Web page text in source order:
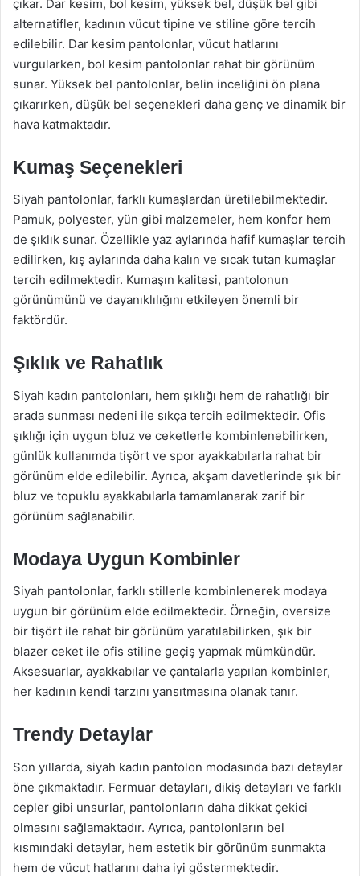
çıkar. Dar kesim, bol kesim, yüksek bel, düşük bel gibi
alternatifler, kadının vücut tipine ve stiline göre tercih
edilebilir. Dar kesim pantolonlar, vücut hatlarını
vurgularken, bol kesim pantolonlar rahat bir görünüm
sunar. Yüksek bel pantolonlar, belin inceliğini ön plana
çıkarırken, düşük bel seçenekleri daha genç ve dinamik bir
hava katmaktadır.
Kumaş Seçenekleri
Siyah pantolonlar, farklı kumaşlardan üretilebilmektedir.
Pamuk, polyester, yün gibi malzemeler, hem konfor hem
de şıklık sunar. Özellikle yaz aylarında hafif kumaşlar tercih
edilirken, kış aylarında daha kalın ve sıcak tutan kumaşlar
tercih edilmektedir. Kumaşın kalitesi, pantolonun
görünümünü ve dayanıklılığını etkileyen önemli bir
faktördür.
Şıklık ve Rahatlık
Siyah kadın pantolonları, hem şıklığı hem de rahatlığı bir
arada sunması nedeni ile sıkça tercih edilmektedir. Ofis
şıklığı için uygun bluz ve ceketlerle kombinlenebilirken,
günlük kullanımda tişört ve spor ayakkabılarla rahat bir
görünüm elde edilebilir. Ayrıca, akşam davetlerinde şık bir
bluz ve topuklu ayakkabılarla tamamlanarak zarif bir
görünüm sağlanabilir.
Modaya Uygun Kombinler
Siyah pantolonlar, farklı stillerle kombinlenerek modaya
uygun bir görünüm elde edilmektedir. Örneğin, oversize
bir tişört ile rahat bir görünüm yaratılabilirken, şık bir
blazer ceket ile ofis stiline geçiş yapmak mümkündür.
Aksesuarlar, ayakkabılar ve çantalarla yapılan kombinler,
her kadının kendi tarzını yansıtmasına olanak tanır.
Trendy Detaylar
Son yıllarda, siyah kadın pantolon modasında bazı detaylar
öne çıkmaktadır. Fermuar detayları, dikiş detayları ve farklı
cepler gibi unsurlar, pantolonların daha dikkat çekici
olmasını sağlamaktadır. Ayrıca, pantolonların bel
kısmındaki detaylar, hem estetik bir görünüm sunmakta
hem de vücut hatlarını daha iyi göstermektedir.